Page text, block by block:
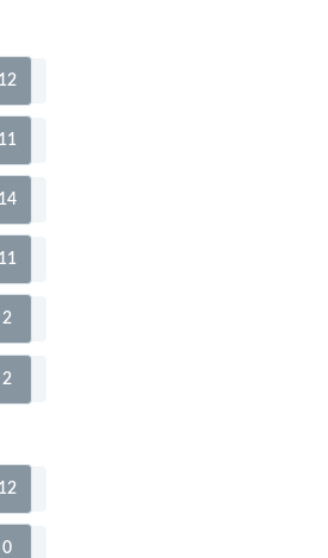
12
11
14
11
2
2
12
0